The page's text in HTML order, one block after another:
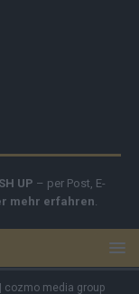
UP – per Post, E-
mehr erfahren
cozmo media group